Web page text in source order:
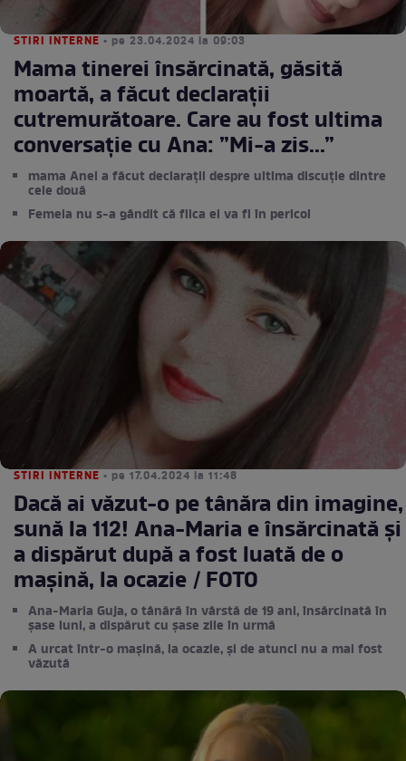
STIRI INTERNE • pe 23.04.2024 la 09:03
Mama tinerei însărcinată, găsită
moartă, a făcut declarații
cutremurătoare. Care au fost ultima
conversație cu Ana: ”Mi-a zis...”
mama Anei a făcut declarații despre ultima discuție dintre
cele două
Femeia nu s-a gândit că fiica ei va fi în pericol
STIRI INTERNE • pe 17.04.2024 la 11:48
Dacă ai văzut-o pe tânăra din imagine,
sună la 112! Ana-Maria e însărcinată și
a dispărut după a fost luată de o
mașină, la ocazie / FOTO
Ana-Maria Guja, o tânără în vârstă de 19 ani, însărcinată în
şase luni, a dispărut cu șase zile în urmă
A urcat într-o mașină, la ocazie, și de atunci nu a mai fost
văzută